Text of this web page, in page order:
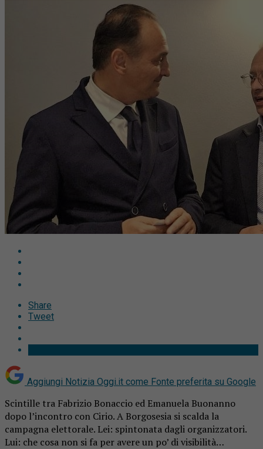
Share
Tweet
Aggiungi Notizia Oggi.it come Fonte preferita su Google
Scintille tra Fabrizio Bonaccio ed Emanuela Buonanno
dopo l’incontro con Cirio. A Borgosesia si scalda la
campagna elettorale. Lei: spintonata dagli organizzatori.
Lui: che cosa non si fa per avere un po’ di visibilità…